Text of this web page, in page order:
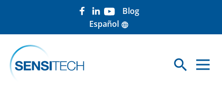
Blog
Español language
search